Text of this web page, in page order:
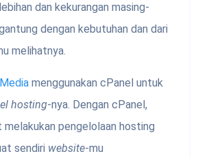
dan kekurangan masing-
dengan kebutuhan dan dari
melihatnya.
menggunakan cPanel untuk
hosting-nya. Dengan cPanel,
melakukan pengelolaan hosting
sendiri website-mu